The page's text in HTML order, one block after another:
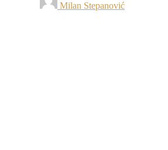
Milan Stepanović